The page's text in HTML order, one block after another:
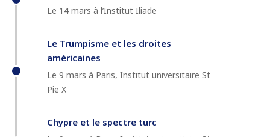
Le 14 mars à l’Institut Iliade
Le Trumpisme et les droites
américaines
Le 9 mars à Paris, Institut universitaire St
Pie X
Chypre et le spectre turc